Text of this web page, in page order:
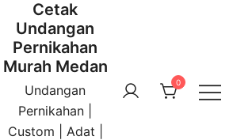
Cetak
Undangan
Pernikahan
Murah Medan
Undangan
Pernikahan |
Custom | Adat |
0